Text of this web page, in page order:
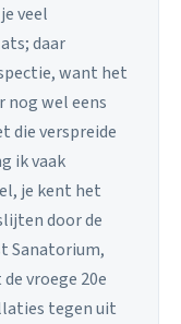
veel
daar
want het
nog wel eens
die verspreide
ik vaak
je kent het
door de
Sanatorium,
vroege 20e
tegen uit